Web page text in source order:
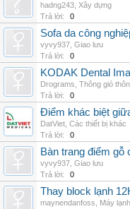
hadng243 Xây dựng
Trả lời:
0
Sofa da công
vyvy937 Giao lưu
Trả lời:
0
KODAK Dental
Drograms Thông gió
Trả lời:
0
Điểm khác biệt
DatViet Các thiết bị khác
Trả lời:
0
Bàn trang điểm gỗ
vyvy937 Giao lưu
Trả lời:
0
Thay block lạnh
maynendanfoss
Máy lạnh